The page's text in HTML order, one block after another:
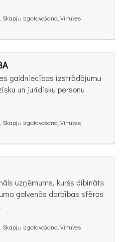
izgatavošana, Virtuves
galdniecības izstrādājumu
un juridisku personu
izgatavošana, Virtuves
uzņēmums, kuršs dibināts
galvenās darbības sfēras
izgatavošana, Virtuves